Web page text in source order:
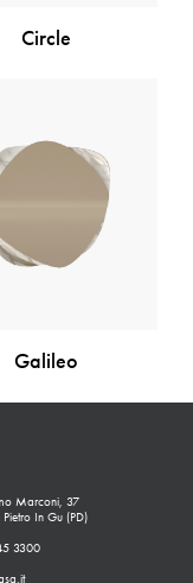
Circle
Galileo
Marconi, 37
In Gu (PD)
3300